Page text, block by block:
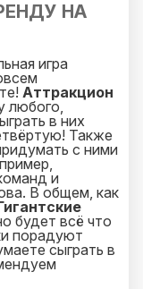
НА
игра
Аттракцион
любого,
в них
Также
с ними
и
В общем, как
будет всё что
порадуют
сыграть в